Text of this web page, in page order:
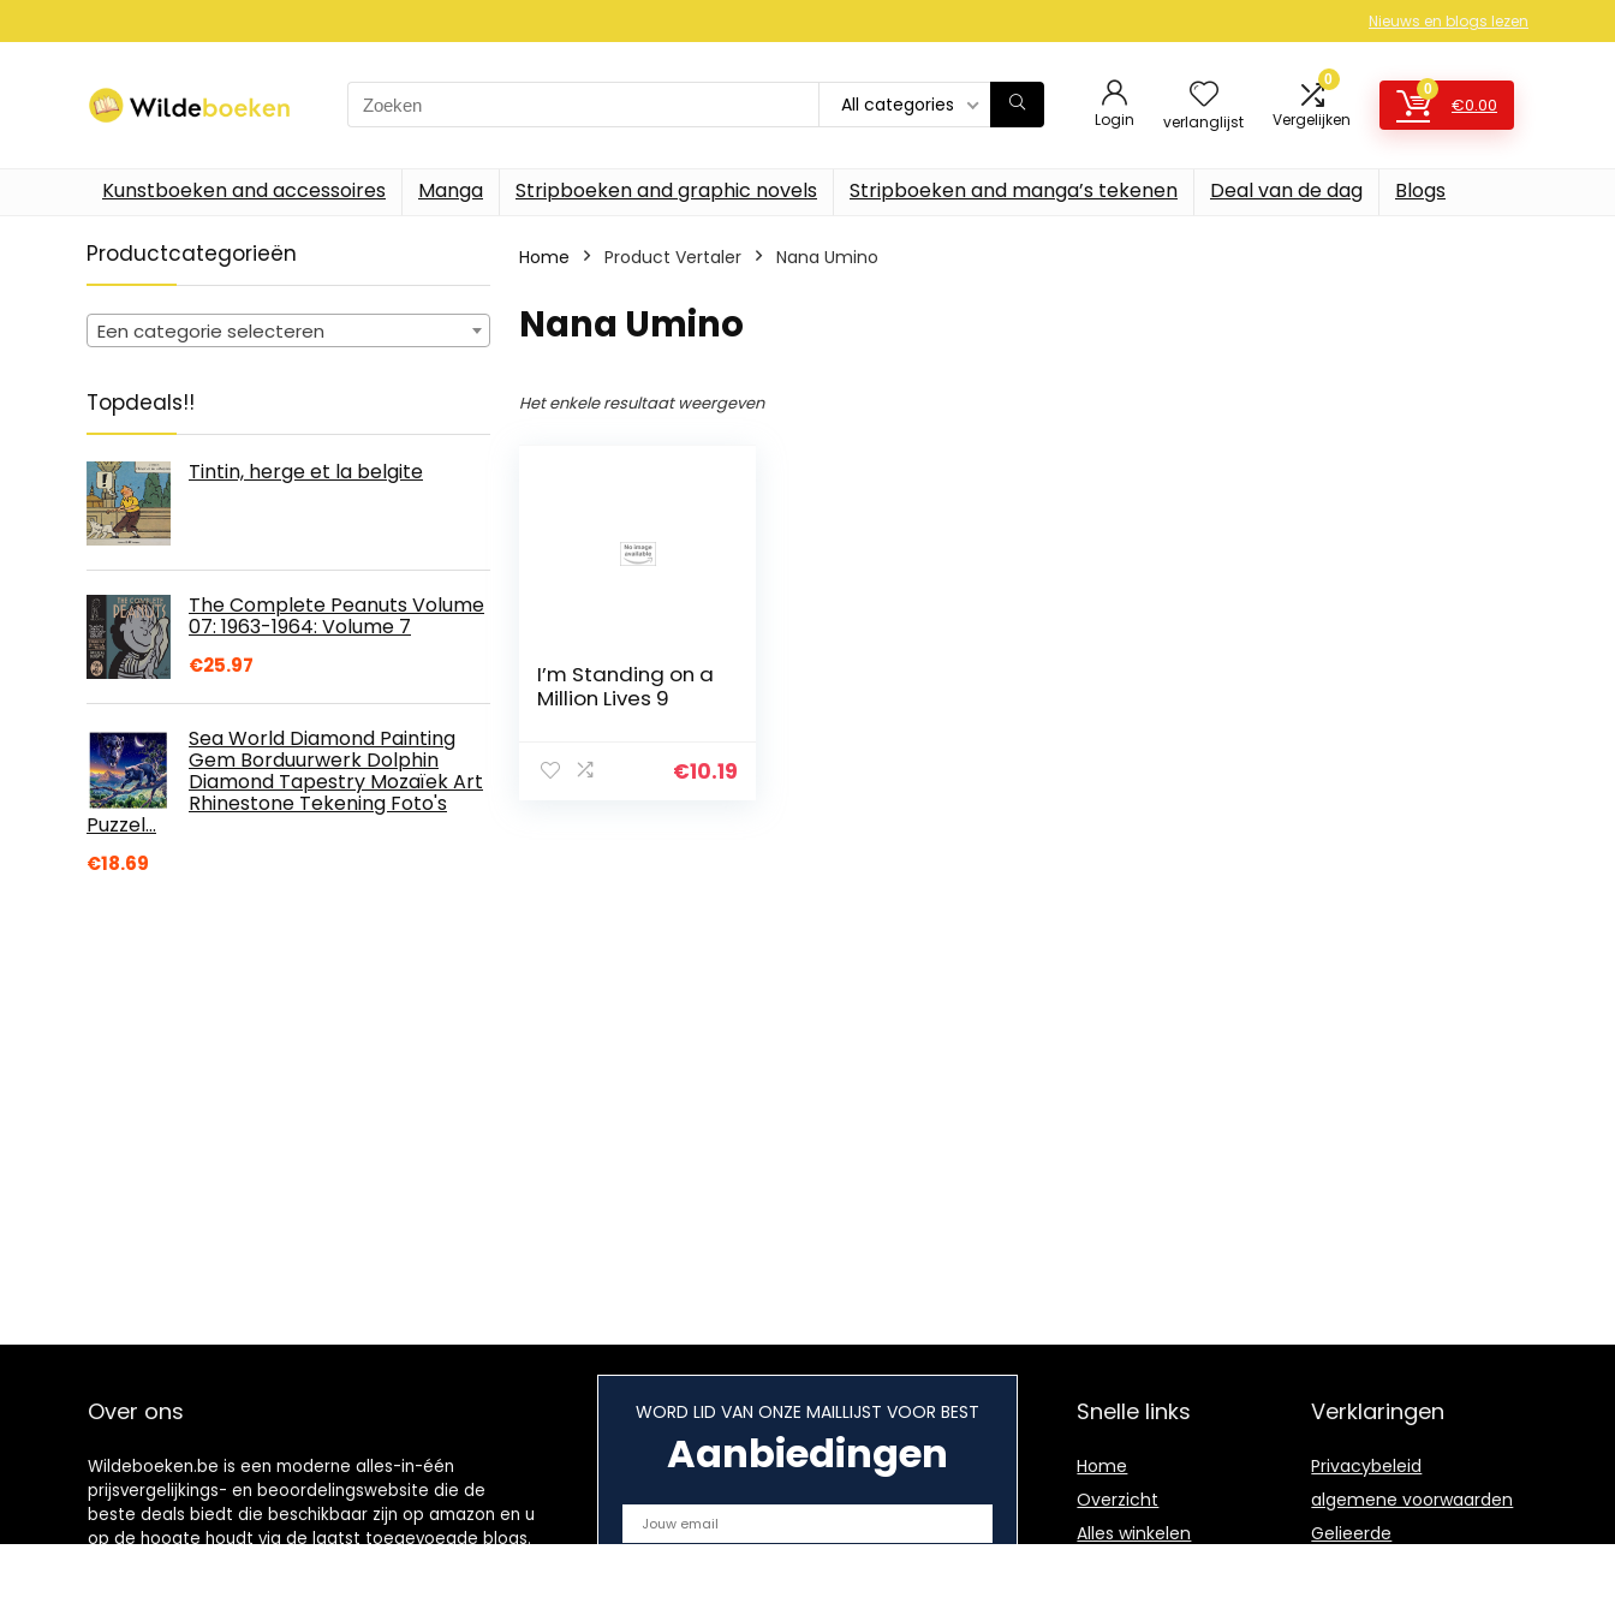
Nieuws en blogs lezen
Search
for:
All categories
Login verlanglijst
0
Vergelijken
0
€0.00
Kunstboeken and accessoires Manga Stripboeken and graphic novels Stripboeken and manga’s tekenen Deal van de dag Blogs
Productcategorieën
Een categorie selecteren
Topdeals!!
Tintin, herge et la belgite
The Complete Peanuts Volume
07: 1963-1964: Volume 7
€25.97
Sea World Diamond Painting
Gem Borduurwerk Dolphin
Diamond Tapestry Mozaïek Art
Rhinestone Tekening Foto's
Puzzel…
€18.69
Home Product Vertaler Nana Umino
Nana Umino
Het enkele resultaat weergeven
I’m Standing on a
Million Lives 9
€10.19
Over ons
Wildeboeken.be is een moderne alles-in-één
prijsvergelijkings- en beoordelingswebsite die de
beste deals biedt die beschikbaar zijn op amazon en u
op de hoogte houdt via de laatst toegevoegde blogs.
WORD LID VAN ONZE MAILLIJST VOOR BEST
Aanbiedingen
Snelle links
Home
Overzicht
Alles winkelen
Verklaringen
Privacybeleid
algemene voorwaarden
Gelieerde